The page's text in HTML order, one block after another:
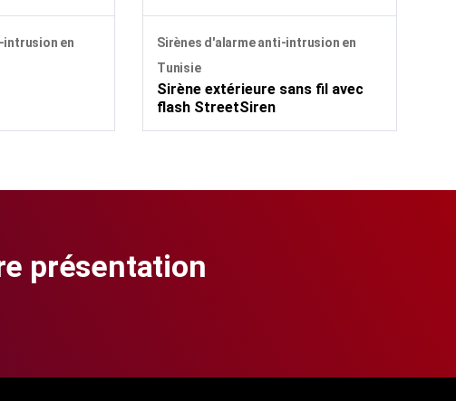
intrusion en
Sirènes d'alarme anti-intrusion en
Tunisie
Sirène extérieure sans fil avec
flash StreetSiren
présentation